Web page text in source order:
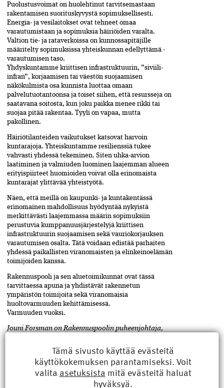
Puolustusvoimat on huolehtinut tarvitsemastaan
rakentamisen suorituskyvystä­ sopi­muksellisesti.
Energia- ja vesilaitokset ovat tehneet omaa
varautumistaan ja sopimuksia häiriöiden varalta.
Valtion tie- ja rata­verkoissa on kunnossapitäjille
määritelty­ sopi­muksissa yhteiskunnan edellyttämä ­
varautumisen taso.
Yhdyskuntamme kriittisen infrastruktuurin, ”siviili-
infran”, korjaamisen tai väestön suojaamisen
näkökulmista osa kunnista luottaa omaan
palvelutuotantoonsa ja toiset siihen, että resursseja on
saatavana soitosta, kun joku paikka menee rikki tai
suojaa pitää rakentaa. Tyyli on vapaa, mutta
pakollinen.
Häiriötilanteiden vaikutukset katsovat harvoin
kuntarajoja. Yhteiskuntamme­ resilienssiä tukee
vahvasti yhdessä tekeminen. Siten uhka-arvion
laatiminen ja val­miuden luominen laajemman alueen
erityis­piirteet huomioiden voivat olla erinomaista
kuntarajat ylittävää yhteistyötä.
Näen, että meillä on kaupunki- ja kuntakentässä
erinomainen mahdollisuus hyödyntää nykyistä
merkittävästi laajemmassa määrin sopimuksiin
perustuvia kumppanuus­järjestelyjä kriittisen
infrastruktuurin suojaamisen sekä vauriokorjauksen
varautumisen osalta. Tätä voidaan edistää parhaiten
yhdessä paikallisten viranomaisten ja elinkeinoelämän
toimijoiden kanssa.
Rakennuspooli ja sen aluetoimikunnat ovat tässä
tarvittaessa apuna ja yhdistävät rakennetun
ympäristön toimijoita sekä viranomaisia
huoltovarmuuden kehittämisessä.
Varmuuden vuoksi.
Jouni Forsman on Rakennuspoolin puheen­johtaja,
maakellarissa ja tykkää hiihtämisestä perinteisellä
Tämä sivusto käyttää evästeitä
käyttökokemuksen parantamiseksi. Voit
valita asetuksista mitä evästeitä haluat
hyväksyä.